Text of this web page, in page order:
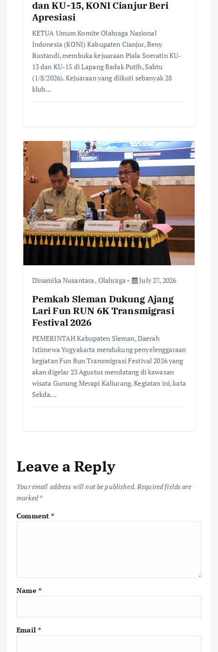
dan KU-15, KONI Cianjur Beri
Apresiasi
KETUA Umum Komite Olahraga Nasional
Indonesia (KONI) Kabupaten Cianjur, Beny
Rustandi, membuka kejuaraan Piala Soeratin KU-
13 dan KU-15 di Lapang Badak Putih, Sabtu
(1/8/2026). Kejuaraan yang diikuti sebanyak 28
klub…
Dinamika Nusantara, Olahraga July 27, 2026
Pemkab Sleman Dukung Ajang
Lari Fun RUN 6K Transmigrasi
Festival 2026
PEMERINTAH Kabupaten Sleman, Daerah
Istimewa Yogyakarta mendukung penyelenggaraan
kegiatan Fun Run Transmigrasi Festival 2026 yang
akan digelar 23 Agustus mendatang di kawasan
wisata Gunung Merapi Kaliurang. Kegiatan ini, kata
Sekda…
Leave a Reply
Your email address will not be published. Required fields are
marked*
Comment*
Name *
Email *